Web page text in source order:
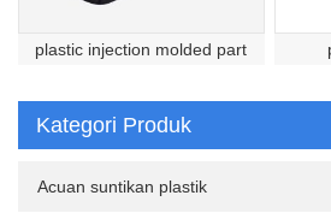
plastic injection molded part
Kategori Produk
Acuan suntikan plastik